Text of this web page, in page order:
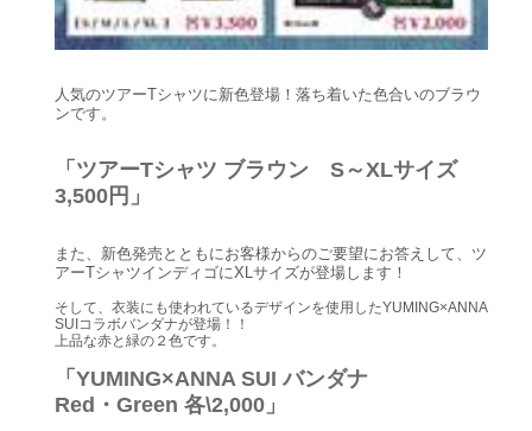
人気のツアーTシャツに新色登場！落ち着いた色合いのブラウ
ンです。
「ツアーTシャツ ブラウン S～XLサイズ
3,500円」
また、新色発売とともにお客様からのご要望にお答えして、ツ
アーTシャツインディゴにXLサイズが登場します！
そして、衣装にも使われているデザインを使用したYUMING×ANNA
SUIコラボバンダナが登場！！
上品な赤と緑の２色です。
「YUMING×ANNA SUI バンダナ
Red・Green 各\2,000」